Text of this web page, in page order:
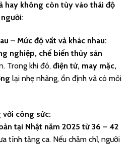
hay không còn tùy vào thái độ
:
– Mức độ vất vả khác nhau:
nghiệp, chế biến thủy sản
Trong khi đó, điện tử, may mặc,
lại nhẹ nhàng, ổn định và có môi
với công sức:
tại Nhật năm 2025 từ 36 – 42
tính tăng ca. Nếu chăm chỉ, người